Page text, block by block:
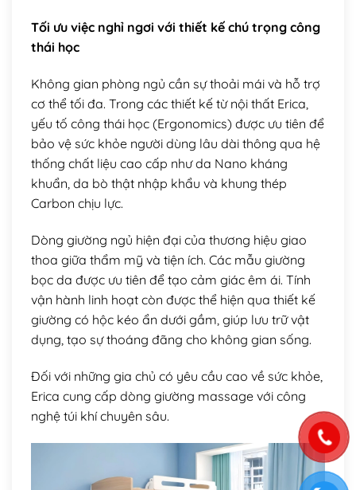
Tối ưu việc nghỉ ngơi với thiết kế chú trọng công
thái học
Không gian phòng ngủ cần sự thoải mái và hỗ trợ
cơ thể tối đa. Trong các thiết kế từ nội thất Erica,
yếu tố công thái học (Ergonomics) được ưu tiên để
bảo vệ sức khỏe người dùng lâu dài thông qua hệ
thống chất liệu cao cấp như da Nano kháng
khuẩn, da bò thật nhập khẩu và khung thép
Carbon chịu lực.
Dòng giường ngủ hiện đại của thương hiệu giao
thoa giữa thẩm mỹ và tiện ích. Các mẫu giường
bọc da được ưu tiên để tạo cảm giác êm ái. Tính
vận hành linh hoạt còn được thể hiện qua thiết kế
giường có hộc kéo ẩn dưới gầm, giúp lưu trữ vật
dụng, tạo sự thoáng đãng cho không gian sống.
Đối với những gia chủ có yêu cầu cao về sức khỏe,
Erica cung cấp dòng giường massage với công
nghệ túi khí chuyên sâu.